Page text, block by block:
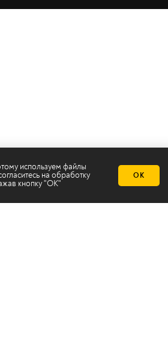
используем файлы
на обработку
кнопку "ОК"
ОК